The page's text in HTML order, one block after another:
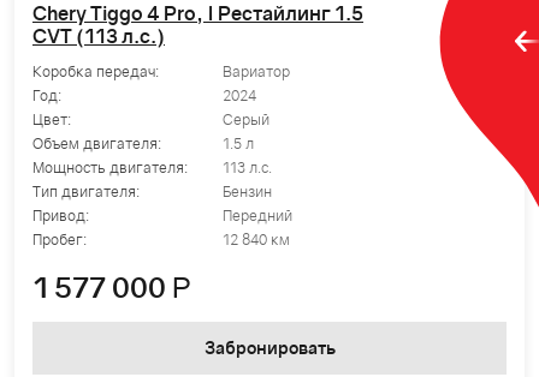
Chery Tiggo 4 Pro, I Рестайлинг 1.5
CVT (113 л.с.)
Коробка передач:
Вариатор
Год:
2024
Цвет:
Серый
Объем двигателя:
1.5 л
Мощность двигателя:
113 л.с.
Тип двигателя:
Бензин
Привод:
Передний
Пробег:
12 840 км
1 577 000 Р
Забронировать